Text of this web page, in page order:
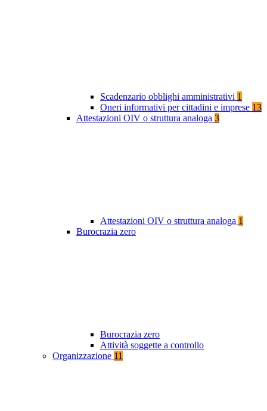
Scadenzario obblighi amministrativi 1
Oneri informativi per cittadini e imprese 13
Attestazioni OIV o struttura analoga 3
Attestazioni OIV o struttura analoga 1
Burocrazia zero
Burocrazia zero
Attività soggette a controllo
Organizzazione 11